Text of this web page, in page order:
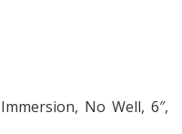
No Well, 6″,